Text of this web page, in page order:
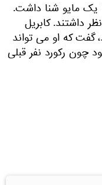
یک مایو شنا داشت.
داشتند. کابریل
گفت که او می تواند
چون رکورد نفر قبلی